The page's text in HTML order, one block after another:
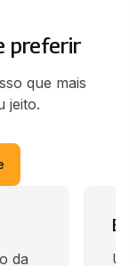
preferir
que mais
jeito.
da